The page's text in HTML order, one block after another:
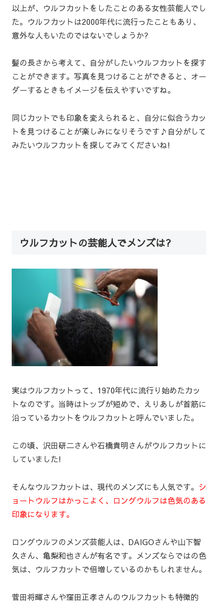
以上が、ウルフカットをしたことのある女性芸能人でし
た。ウルフカットは2000年代に流行ったこともあり、
意外な人もいたのではないでしょうか?
髪の長さから考えて、自分がしたいウルフカットを探す
ことができます。写真を見つけることができると、オー
ダーするときもイメージを伝えやすいですね。
同じカットでも印象を変えられると、自分に似合うカッ
トを見つけることが楽しみになりそうです♪自分がして
みたいウルフカットを探してみてくださいね!
ウルフカットの芸能人でメンズは?
実はウルフカットって、1970年代に流行り始めたカッ
トなのです。当時はトップが短めで、えりあしが首筋に
沿っているカットをウルフカットと呼んでいました。
この頃、沢田研二さんや石橋貴明さんがウルフカットに
していました!
そんなウルフカットは、現代のメンズにも人気です。 シ
ョートウルフはかっこよく、ロングウルフは色気のある
印象になります。
ロングウルフのメンズ芸能人は、DAIGOさんや山下智
久さん、亀梨和也さんが有名です。メンズならではの色
気は、ウルフカットで倍増しているのかもしれません。
菅田将暉さんや窪田正孝さんのウルフカットも特徴的